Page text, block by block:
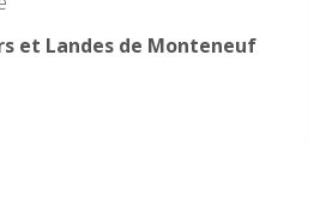
et Landes de Monteneuf